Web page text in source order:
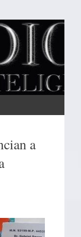
a